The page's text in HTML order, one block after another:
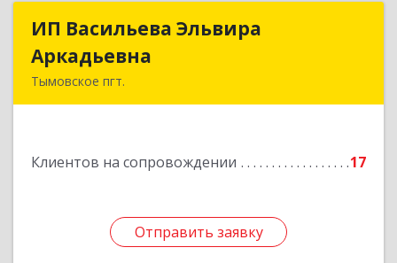
ИП Васильева Эльвира
Аркадьевна
Тымовское пгт.
Клиентов на сопровождении 17
Отправить заявку
ИП Васильева Эльвира
Отправить заявку